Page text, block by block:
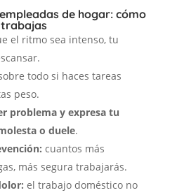
de hogar: cómo
el ritmo sea intenso, tu
todo si haces tareas
peso.
problema y expresa tu
o duele.
cuantos más
más segura trabajarás.
el trabajo doméstico no